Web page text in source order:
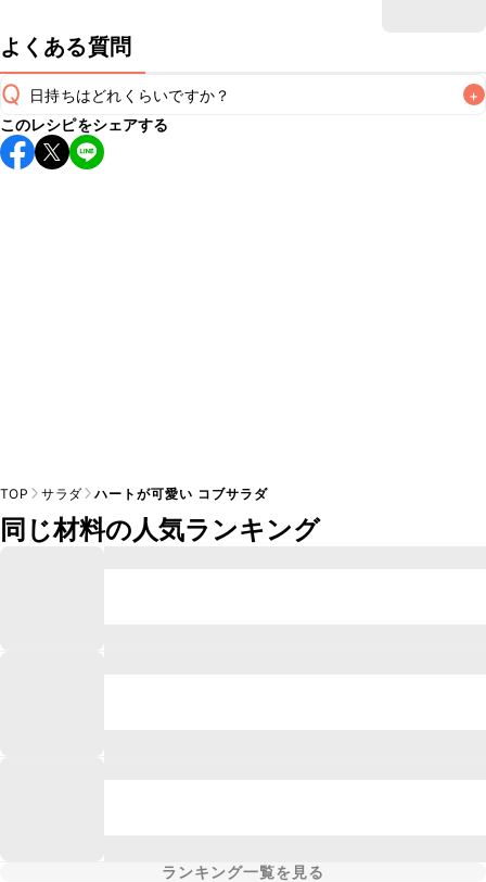
よくある質問
Q 日持ちはどれくらいですか？ +
保存期間は冷蔵で当日中が目安です。なるべくお早めにお召
し上がりください。
このレシピをシェアする
TOP サラダ ハートが可愛い コブサラダ
同じ材料の人気ランキング
ランキング一覧を見る